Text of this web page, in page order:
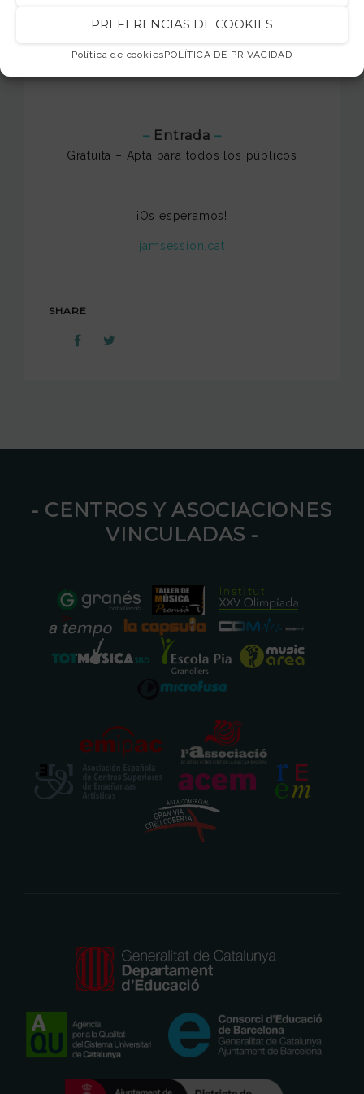
PREFERENCIAS DE COOKIES
Política de cookiesPOLÍTICA DE PRIVACIDAD
Música Jam Session
–Entrada –
Gratuita – Apta para todos los públicos
¡Os esperamos!
jamsession.cat
SHARE
⁃ CENTROS Y ASOCIACIONES
VINCULADAS ⁃